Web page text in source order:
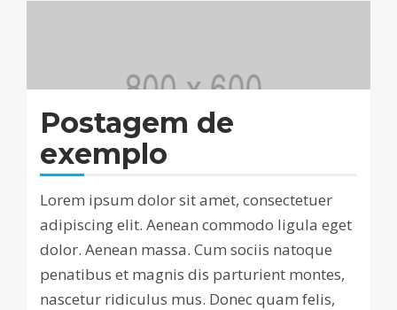
Postagem de
exemplo
Lorem ipsum dolor sit amet, consectetuer
adipiscing elit. Aenean commodo ligula eget
dolor. Aenean massa. Cum sociis natoque
penatibus et magnis dis parturient montes,
nascetur ridiculus mus. Donec quam felis,